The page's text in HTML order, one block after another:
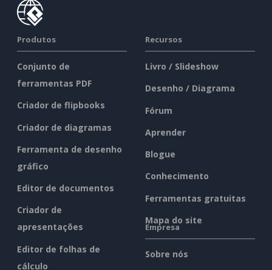
Produtos
Conjunto de
ferramentas PDF
Criador de flipbooks
Criador de diagramas
Ferramenta de desenho
gráfico
Editor de documentos
Criador de
apresentações
Editor de folhas de
cálculo
Recursos
Livro / Slideshow
Desenho / Diagrama
Fórum
Aprender
Blogue
Conhecimento
Ferramentas gratuitas
Mapa do site
Empresa
Sobre nós